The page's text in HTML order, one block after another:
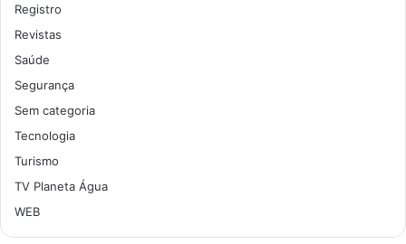
Registro
Revistas
Saúde
Segurança
Sem categoria
Tecnologia
Turismo
TV Planeta Água
WEB